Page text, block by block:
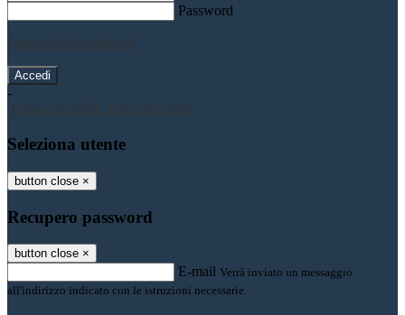
Password
Password dimenticata?
-
Entra con SPID
Entra con CIE
Seleziona utente
button close ×
Recupero password
button close ×
E-mail Verrà inviato un messaggio
all'indirizzo indicato con le istruzioni necessarie.